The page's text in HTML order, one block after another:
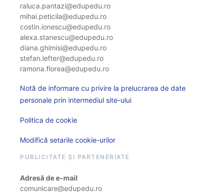
raluca.pantazi@edupedu.ro
mihai.peticila@edupedu.ro
costin.ionescu@edupedu.ro
alexa.stanescu@edupedu.ro
diana.ghimisi@edupedu.ro
stefan.lefter@edupedu.ro
ramona.florea@edupedu.ro
Notă de informare cu privire la prelucrarea de date
personale prin intermediul site-ului
Politica de cookie
Modifică setarile cookie-urilor
PUBLICITATE ȘI PARTENERIATE
Adresă de e-mail
comunicare@edupedu.ro